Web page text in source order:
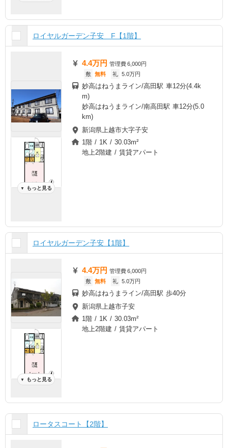
ロイヤルガーデン子安 F【1階】
▼ もっと見る
4.4万円 管理費6,000円
敷 無料 礼 5.0万円
妙高はねうまライン/高田駅 車12分(4.4k
m)
妙高はねうまライン/南高田駅 車12分(5.0
km)
新潟県上越市大字子安
1階 / 1K / 30.03m²
地上2階建 / 賃貸アパート
ロイヤルガーデン子安【1階】
▼ もっと見る
4.4万円 管理費6,000円
敷 無料 礼 5.0万円
妙高はねうまライン/高田駅 歩40分
新潟県上越市子安
1階 / 1K / 30.03m²
地上2階建 / 賃貸アパート
ロータスコート【2階】